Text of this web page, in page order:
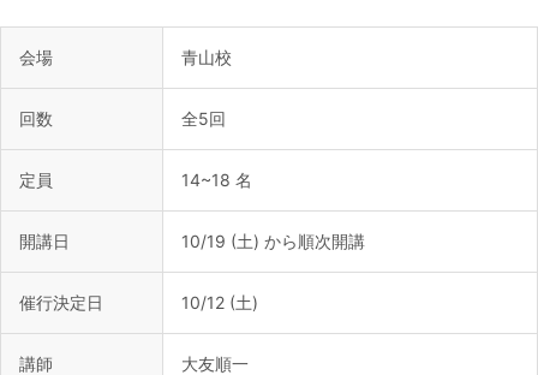
会場 青山校
回数 全5回
定員 14~18 名
開講日 10/19 (土) から順次開講
催行決定日 10/12 (土)
講師 大友順一